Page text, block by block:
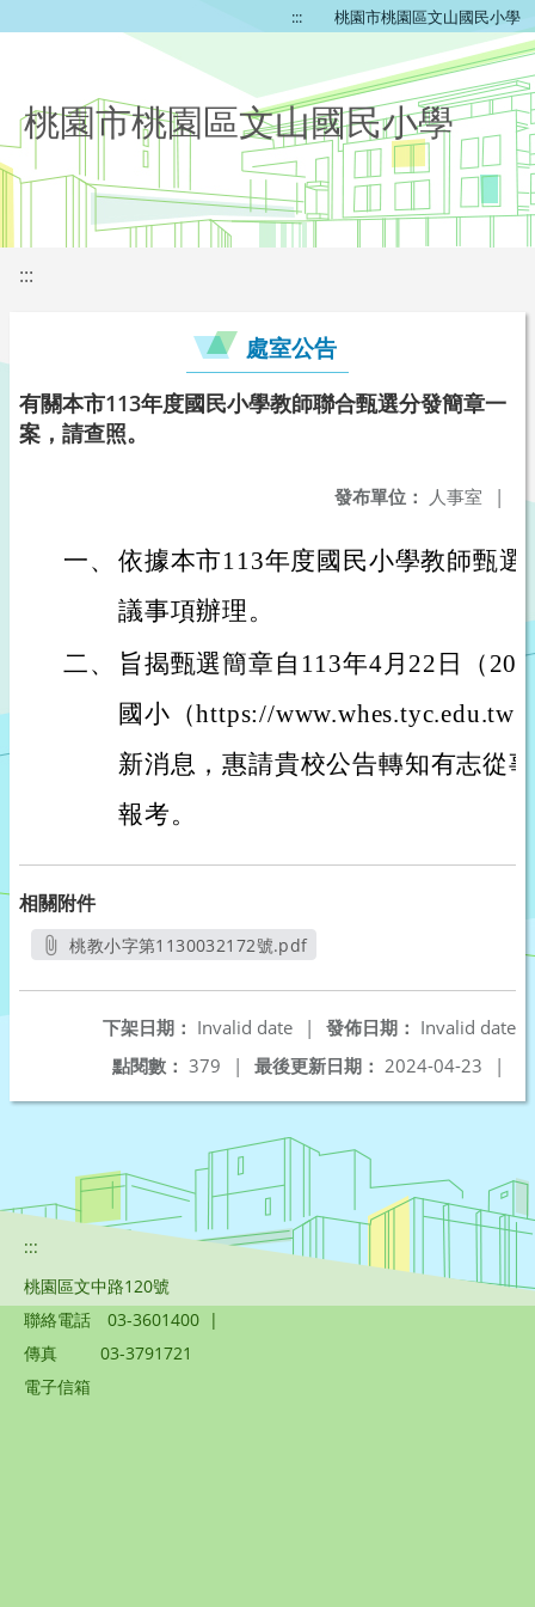
::: 桃園市桃園區文山國民小學
桃園市桃園區文山國民小學
:::
處室公告
有關本市113年度國民小學教師聯合甄選分發簡章一
案，請查照。
發布單位： 人事室 |
一、 依據本市113年度國民小學教師甄
議事項辦理。
二、
旨揭甄選簡章自113年4月22日（20
國小（https://www.whes.tyc.edu.tw
新消息，惠請貴校公告轉知有志從
報考。
相關附件
桃教小字第1130032172號.pdf
發佈日期： Invalid date
下架日期： Invalid date
|
最後更新日期： 2024-04-23 |
點閱數： 379 |
:::
桃園區文中路120號
聯絡電話
03-3601400 |
傳真
03-3791721
電子信箱